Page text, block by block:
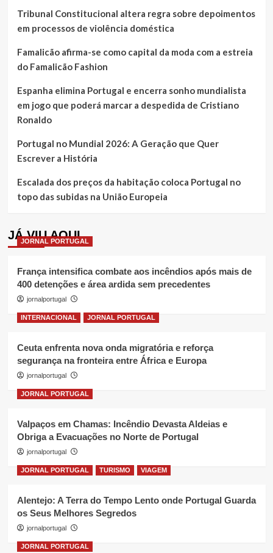
Tribunal Constitucional altera regra sobre depoimentos
em processos de violência doméstica
Famalicão afirma-se como capital da moda com a estreia
do Famalicão Fashion
Espanha elimina Portugal e encerra sonho mundialista
em jogo que poderá marcar a despedida de Cristiano
Ronaldo
Portugal no Mundial 2026: A Geração que Quer
Escrever a História
Escalada dos preços da habitação coloca Portugal no
topo das subidas na União Europeia
JÁ VIU AQUI
JORNAL PORTUGAL
França intensifica combate aos incêndios após mais de
400 detenções e área ardida sem precedentes
jornalportugal
INTERNACIONAL JORNAL PORTUGAL
Ceuta enfrenta nova onda migratória e reforça
segurança na fronteira entre África e Europa
jornalportugal
JORNAL PORTUGAL
Valpaços em Chamas: Incêndio Devasta Aldeias e
Obriga a Evacuações no Norte de Portugal
jornalportugal
JORNAL PORTUGAL TURISMO VIAGEM
Alentejo: A Terra do Tempo Lento onde Portugal Guarda
os Seus Melhores Segredos
jornalportugal
JORNAL PORTUGAL